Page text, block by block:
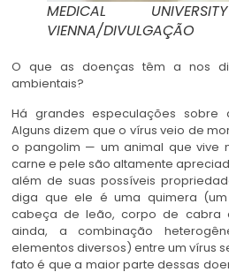
MEDICAL
VIENNA/DIVULGAÇÃO
O que as doenças têm a nos
ambientais?
Há grandes especulações
Alguns dizem que o vírus veio de
o pangolim — um animal que vive
carne e pele são altamente
além de suas possíveis
diga que ele é uma quimera
cabeça de leão, corpo de cabra
ainda, a combinação
elementos diversos) entre um vírus
fato é que a maior parte dessas